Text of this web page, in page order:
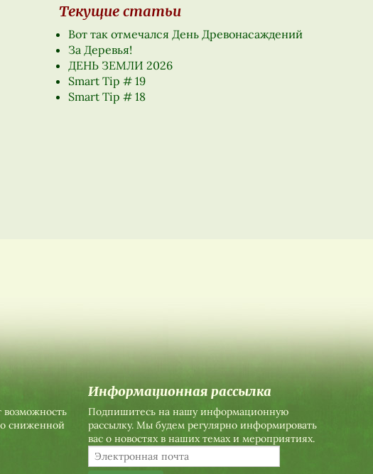
Текущие статьи
Вот так отмечался День Древонасаждений
За Деревья!
ДЕНЬ ЗЕМЛИ 2026
Smart Tip # 19
Smart Tip # 18
сниженной
Информационная рассылка
Подпишитесь на нашу информационную
рассылку. Мы будем регулярно информировать
вас о новостях в наших темах и мероприятиях.